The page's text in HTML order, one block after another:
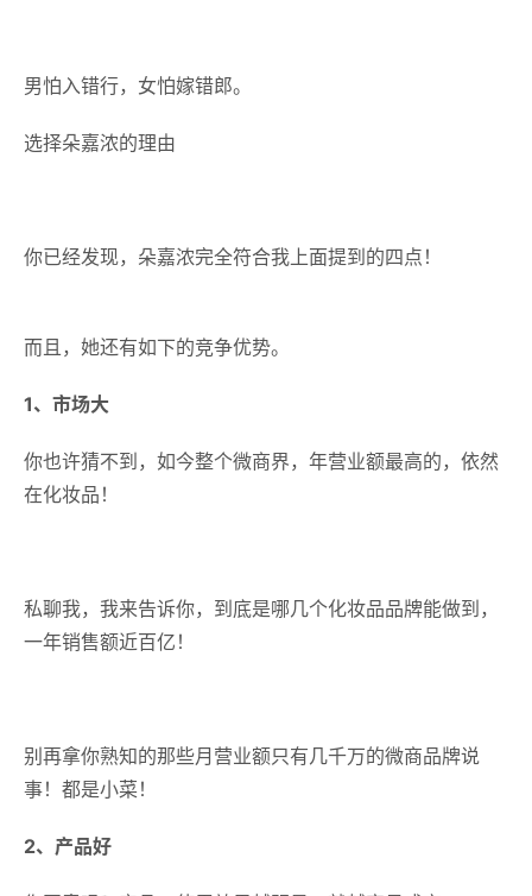
男怕入错行，女怕嫁错郎。
选择朵嘉浓的理由
你已经发现，朵嘉浓完全符合我上面提到的四点！
而且，她还有如下的竞争优势。
1、市场大
你也许猜不到，如今整个微商界，年营业额最高的，依然
在化妆品！
私聊我，我来告诉你，到底是哪几个化妆品品牌能做到，
一年销售额近百亿！
别再拿你熟知的那些月营业额只有几千万的微商品牌说
事！都是小菜！
2、产品好